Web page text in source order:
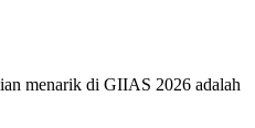
menarik di GIIAS 2026 adalah